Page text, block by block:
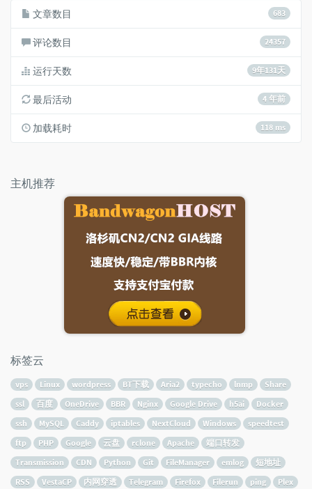
683
文章数目
24357
评论数目
9年131天
运行天数
4 年前
最后活动
118 ms
加载耗时
主机推荐
标签云
vps Linux wordpress BT下载 Aria2 typecho lnmp
Share
ssl
百度 OneDrive BBR Nginx Google Drive h5ai
Docker
ssh
MySQL Caddy iptables NextCloud Windows
speedtest
ftp
PHP Google 云盘 rclone Apache
端口转发
Transmission
CDN Python Git FileManager emlog
短地址
RSS
VestaCP 内网穿透 Telegram Firefox Filerun ping Plex